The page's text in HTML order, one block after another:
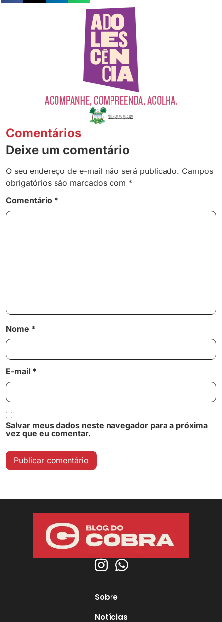
Comentários
Deixe um comentário
O seu endereço de e-mail não será publicado. Campos
obrigatórios são marcados com *
Comentário *
Nome *
E-mail *
Salvar meus dados neste navegador para a próxima
vez que eu comentar.
Sobre
Notícias